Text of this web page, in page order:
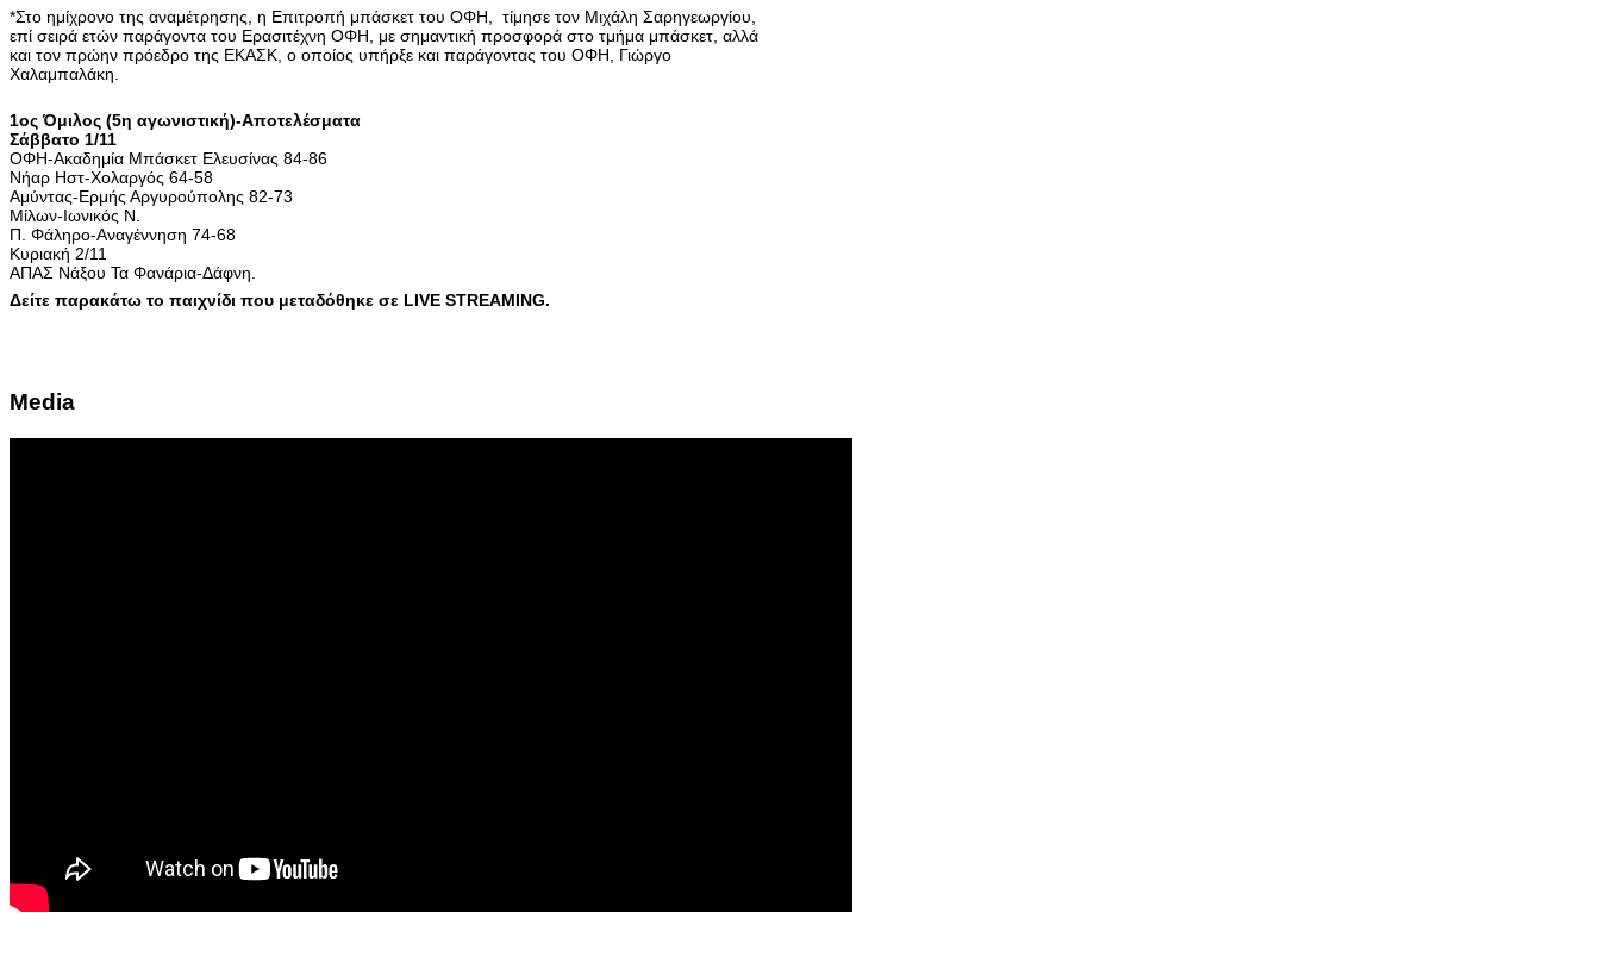
*Στο ημίχρονο της αναμέτρησης, η Επιτροπή μπάσκετ του ΟΦΗ, τίμησε τον Μιχάλη Σαρηγεωργίου,
επί σειρά ετών παράγοντα του Ερασιτέχνη ΟΦΗ, με σημαντική προσφορά στο τμήμα μπάσκετ, αλλά
και τον πρώην πρόεδρο της ΕΚΑΣΚ, ο οποίος υπήρξε και παράγοντας του ΟΦΗ, Γιώργο
Χαλαμπαλάκη.
1ος Όμιλος (5η αγωνιστική)-Αποτελέσματα
Σάββατο 1/11
ΟΦΗ-Ακαδημία Μπάσκετ Ελευσίνας 84-86
Νήαρ Ηστ-Χολαργός 64-58
Αμύντας-Ερμής Αργυρούπολης 82-73
Μίλων-Ιωνικός Ν.
Π. Φάληρο-Αναγέννηση 74-68
Κυριακή 2/11
ΑΠΑΣ Νάξου Τα Φανάρια-Δάφνη.
Δείτε παρακάτω το παιχνίδι που μεταδόθηκε σε LIVE STREAMING.
Media